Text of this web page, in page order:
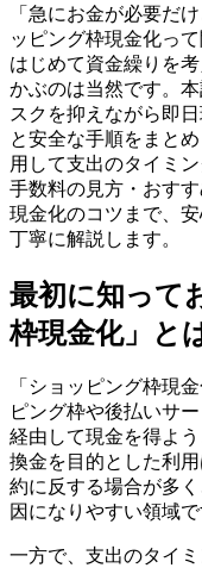
「急にお金が必要だ
ッピング枠現金化っ
はじめて資金繰りを
かぶのは当然です。
スクを抑えながら即
と安全な手順をまと
用して支出のタイミ
手数料の見方・おす
現金化のコツまで、
丁寧に解説します。
最初に知って
枠現金化」と
「ショッピング枠現
ピング枠や後払いサ
経由して現金を得よ
換金を目的とした利
約に反する場合が多
因になりやすい領域で
一方で、支出のタイ